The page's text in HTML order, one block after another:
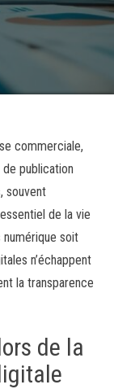
commerciale,
publication
souvent
de la vie
numérique soit
n’échappent
la transparence
de la